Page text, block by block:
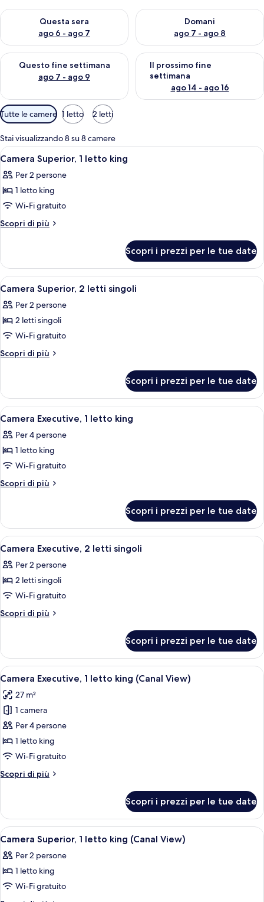
Questa sera
ago 6 - ago 7
Verifica la disponibilità per questa sera, ago 6 - ago 7
Domani
ago 7 - ago 8
Verifica la disponibilità per
Questo fine settimana
ago 7 - ago 9
Verifica la disponibilità per questo fine settimana, ago 7 - ago
Il prossimo fine
settimana
ago 14 - ago 16
Verifica la disponibilità per il
Filtri
disponibili
per
le
camere
Tutte le camere 1 letto 2 letti
Stai visualizzando 8 su 8 camere
Apri
tutte
le
foto
per
Camera
letto
king
Una camera d'albergo con un letto,
8
Camera Superior, 1 letto king
Per 2 persone
1 letto king
Wi-Fi gratuito
Scopri di più
Altri
Superior,
letto
Scopri i prezzi per le tue date
Apri
tutte
le
foto
per
Camera
letti
singoli
Una camera d'albergo moderna con
8
Camera Superior, 2 letti singoli
Per 2 persone
2 letti singoli
Wi-Fi gratuito
Scopri di più
Altri
Superior,
letti
Scopri i prezzi per le tue date
Apri
tutte
le
foto
per
Camera
letto
king
Camera d'albergo moderna con un
10
Camera Executive, 1 letto king
Per 4 persone
1 letto king
Wi-Fi gratuito
Scopri di più
Altri
Executive,
letto
Scopri i prezzi per le tue date
Apri
tutte
le
foto
per
Camera
letti
singoli
7
Camera Executive, 2 letti singoli
Per 2 persone
2 letti singoli
Wi-Fi gratuito
Scopri di più
Altri
Executive,
letti
Scopri i prezzi per le tue date
Apri
tutte
le
foto
per
Camera
Executive,
letto
View)
Camera d'albergo con un letto, una
11
Camera Executive, 1 letto king (Canal View)
27 m²
1 camera
Per 4 persone
1 letto king
Wi-Fi gratuito
Scopri di più
Altri
Executive,
letto
(Canal
View)
Scopri i prezzi per le tue date
Apri
tutte
le
foto
per
Camera d'hotel con un letto
7
Camera Superior, 1 letto king (Canal View)
Per 2 persone
1 letto king
Wi-Fi gratuito